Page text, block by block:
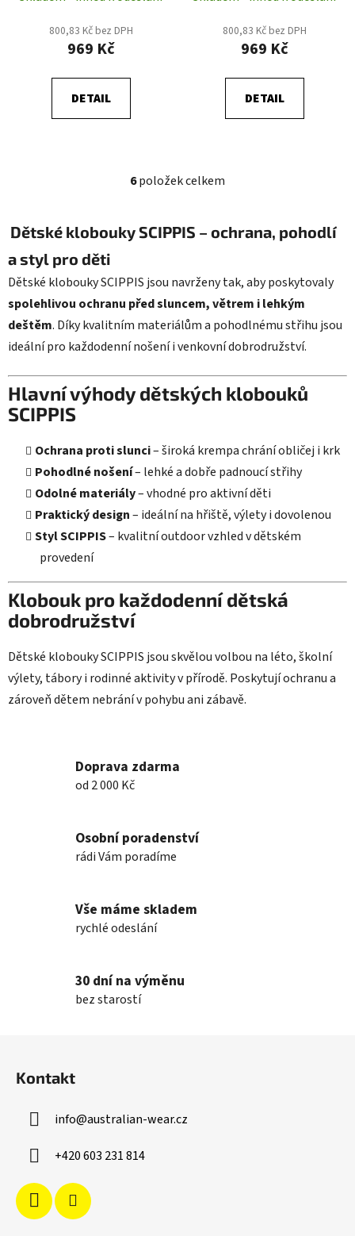
800,83 Kč bez DPH
969 Kč
DETAIL
800,83 Kč bez DPH
969 Kč
DETAIL
O
l
á
a
í
p
r
k
y
p
i
s
u
6položek celkem
Dětské klobouky SCIPPIS – ochrana, pohodlí
a styl pro děti
Dětské klobouky SCIPPIS jsou navrženy tak, aby poskytovaly
spolehlivou ochranu před sluncem, větrem i lehkým
deštěm. Díky kvalitním materiálům a pohodlnému střihu jsou
ideální pro každodenní nošení i venkovní dobrodružství.
Hlavní výhody dětských klobouků
SCIPPIS
Ochrana proti slunci– široká krempa chrání obličej i krk
Pohodlné nošení– lehké a dobře padnoucí střihy
Odolné materiály– vhodné pro aktivní děti
Praktický design– ideální na hřiště, výlety i dovolenou
Styl SCIPPIS– kvalitní outdoor vzhled v dětském
provedení
Klobouk pro každodenní dětská
dobrodružství
Dětské klobouky SCIPPIS jsou skvělou volbou na léto, školní
výlety, tábory i rodinné aktivity v přírodě. Poskytují ochranu a
zároveň dětem nebrání v pohybu ani zábavě.
Doprava zdarma
od 2 000 Kč
Osobní poradenství
rádi Vám poradíme
Vše máme skladem
rychlé odeslání
30 dní na výměnu
bez starostí
Kontakt
info@australian-wear.cz
+420 603 231 814